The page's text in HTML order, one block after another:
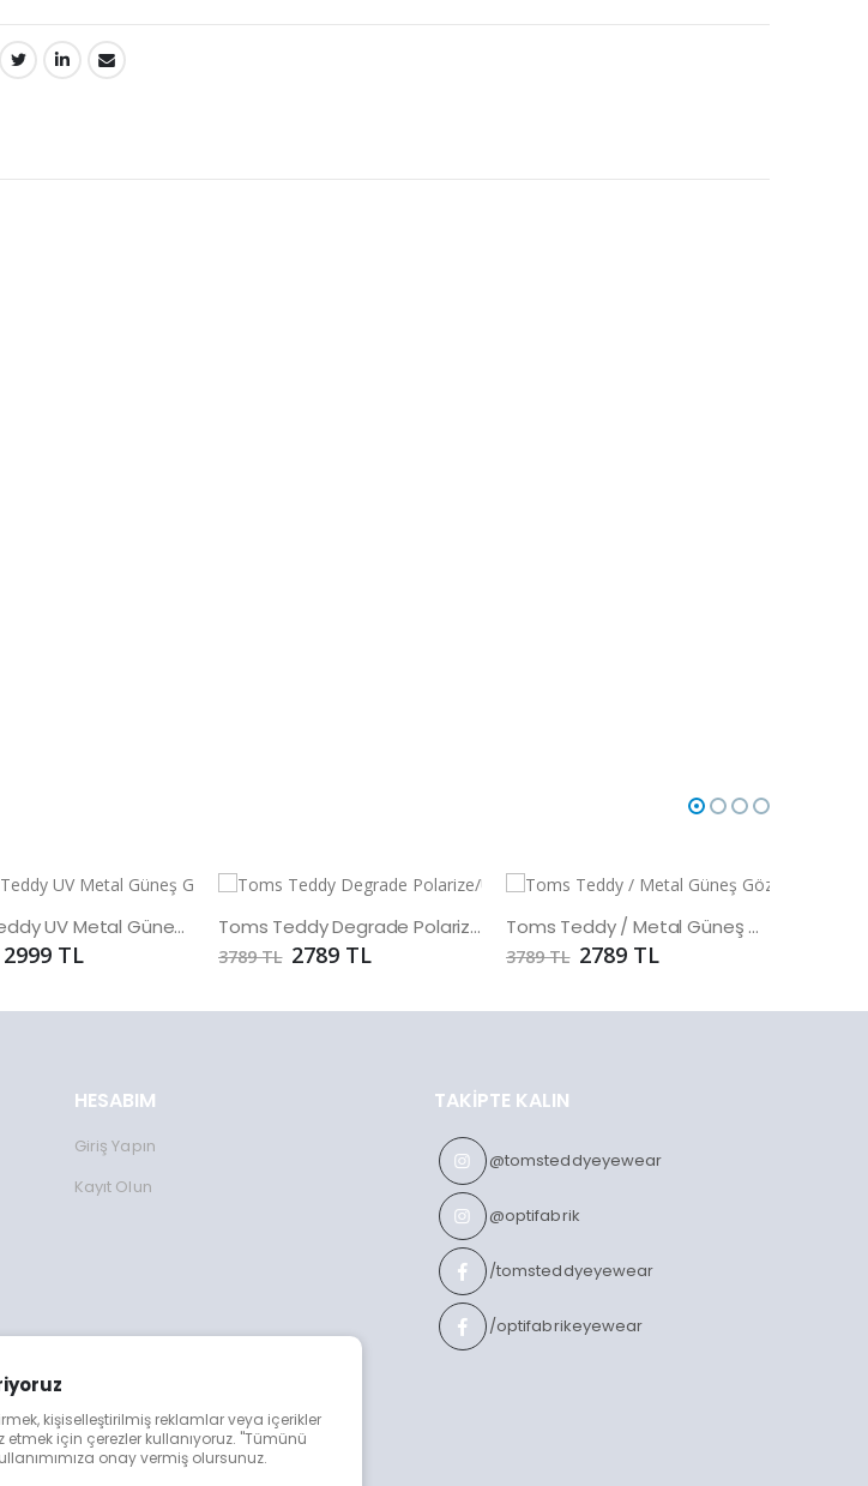
kişiselleştirilmiş reklamlar veya içerikler
için çerezler kullanıyoruz. "Tümünü
onay vermiş olursunuz.
Toms Teddy UV Metal Güneş Gözlüğü
2999 TL
Toms Teddy Degrade Polarize/UV Metal Güneş Gözlüğü
3789 TL 2789 TL
Toms Teddy / Metal Güneş Gözlüğü
3789 TL 2789 TL
HESABIM
Giriş Yapın
Kayıt Olun
TAKIPTE KALIN
@tomsteddyeyewear
@optifabrik
/tomsteddyeyewear
/optifabrikeyewear